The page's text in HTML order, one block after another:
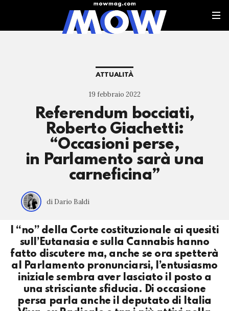
ATTUALITÀ
19 febbraio 2022
Referendum bocciati,
Roberto Giachetti:
“Occasioni perse,
in Parlamento sarà una
carneficina”
di Dario Baldi
I “no” della Corte costituzionale ai quesiti
sull’Eutanasia e sulla Cannabis hanno
fatto discutere ma, anche se ora spetterà
al Parlamento pronunciarsi, l’entusiasmo
iniziale sembra aver lasciato il posto a
una strisciante sfiducia. Di occasione
persa parla anche il deputato di Italia